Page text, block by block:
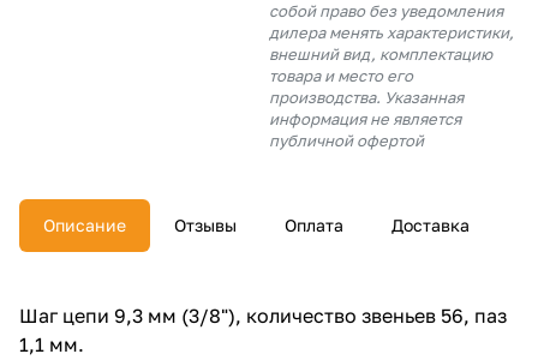
собой право без уведомления
дилера менять характеристики,
внешний вид, комплектацию
товара и место его
производства. Указанная
информация не является
публичной офертой
Описание Отзывы Оплата Доставка
Шаг цепи 9,3 мм (3/8"), количество звеньев 56, паз
1,1 мм.
раз в 2
недели